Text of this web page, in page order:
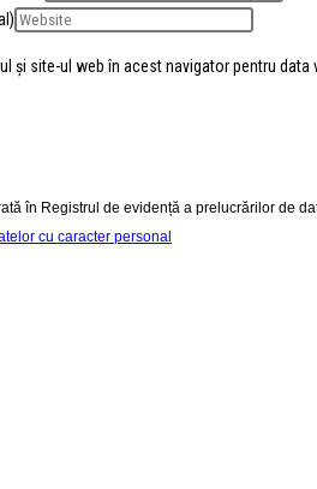
și site-ul web în acest navigator pentru
în Registrul de evidență a prelucrărilor de
cu caracter personal